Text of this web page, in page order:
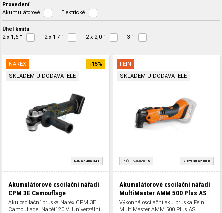
Provedení
Akumulátorové Elektrické
Úhel kmitu
2 x 1,6 ° 2 x 1,7 ° 2 x 2,0 ° 3 °
NAREX
SKLADEM U DODAVATELE
-15%
NAR 65 406 341
Akumulátorové oscilační nářadí
CPM 3E Camouflage
Aku oscilační bruska Narex CPM 3E
Camouflage. Napětí 20 V. Univerzální
FEIN
SKLADEM U DODAVATELE
POČET VARIANT: 5 7 129 38 62 00 0
Akumulátorové oscilační nářadí
MultiMaster AMM 500 Plus AS
Výkonná oscilační aku bruska Fein
MultiMaster AMM 500 Plus AS